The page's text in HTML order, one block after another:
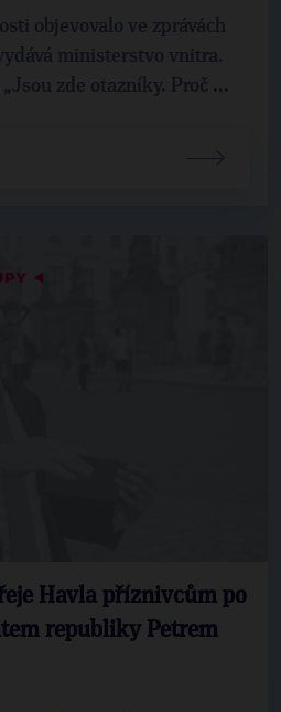
objevovalo ve zprávách
ministerstvo vnitra.
zde otazníky. Proč ...
◀
Havla příznivcům po
republiky Petrem